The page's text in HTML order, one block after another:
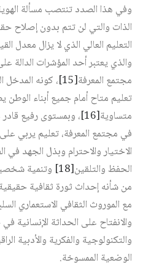
وفي هذا الصدد تنتصب مسألة
الذات والتي لن تتم بدون إصلاح
التعليم العالي الذي لا يزال معدل
والذي يعتبر أحد المؤشرات الدالة
مجتمع المعرفة[15]
، كونه المدخل
تعليم متاح أمام جميع أبناء
متساوية[16]
، وبمستوى رفيع
في مجتمع المعرفة، تعليم يربي
الاختيار والاحترام وبذل الجهد في
الحفظ والتلقين[18]
وتنمية
من شأنه إحداث ثورة ثقافية
مع الموروث الثقافي الاستعماري
والانفتاح على الحداثة الإنسانية في
والتكنولوجية والفكرية والأدبية
الوضعية الممسوخة.